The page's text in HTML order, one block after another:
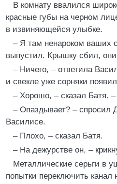
В комнату ввалился
красные губы на черном
в извиняющейся улыбке.
– Я там ненароком ваших
выпустил. Крышку сбил,
– Ничего, – ответила
и свекле уже сорняки
– Хорошо, – сказал Батя.
– Опаздывает? – спросил
Василисе.
– Плохо, – сказал Батя.
– На дежурстве он, –
Металлические серьги в
попытки переключить канал